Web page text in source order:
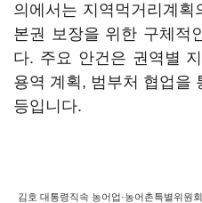
의에서는 지역먹거리계획
본권 보장을 위한 구체적
다. 주요 안건은 권역별
용역 계획, 범부처 협업을
등입니다.
김호 대통령직속 농어업·농어촌특별위원